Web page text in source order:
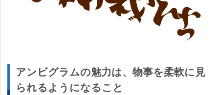
アンビグラムの魅力は、物事を柔軟に見
られるようになること